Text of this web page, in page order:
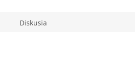
Diskusia